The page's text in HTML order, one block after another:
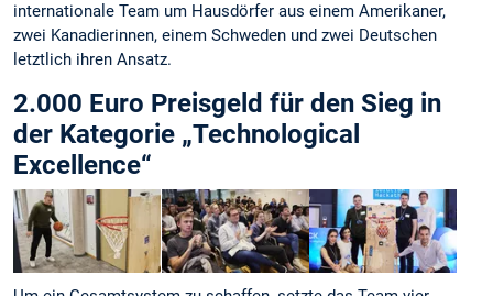
internationale Team um Hausdörfer aus einem Amerikaner,
zwei Kanadierinnen, einem Schweden und zwei Deutschen
letztlich ihren Ansatz.
2.000 Euro Preisgeld für den Sieg in
der Kategorie „Technological
Excellence“